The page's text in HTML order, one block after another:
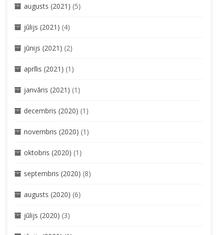
augusts (2021) (5)
jūlijs (2021) (4)
jūnijs (2021) (2)
aprīlis (2021) (1)
janvāris (2021) (1)
decembris (2020) (1)
novembris (2020) (1)
oktobris (2020) (1)
septembris (2020) (8)
augusts (2020) (6)
jūlijs (2020) (3)